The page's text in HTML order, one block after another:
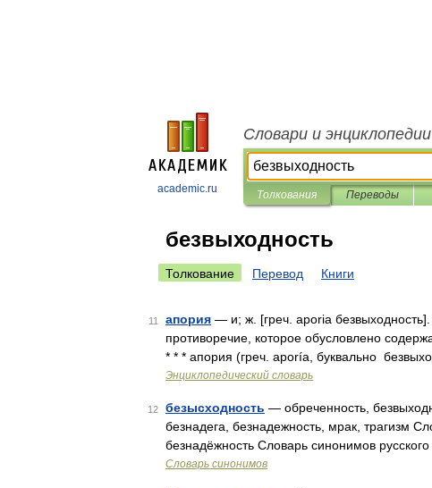
academic.ru
Словари и
Толкования Переводы
безвыходность
Толкование Перевод Книги
11 апория — и; ж. [греч. aporia
противоречие, которое обусловлено
* * * апория (греч. aporía, буквально
Энциклопедический словарь
12 безысходность — обреченность,
безнадега, безнадежность, мрак, трагизм
безнадёжность Словарь синонимов
Словарь синонимов